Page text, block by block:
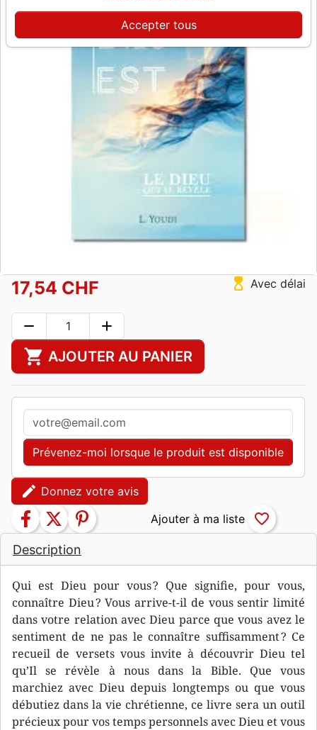
Description
Qui est Dieu pour vous ? Que signifie, pour vous,
connaître Dieu ? Vous arrive-t-il de vous sentir limité
dans votre relation avec Dieu parce que vous avez le
sentiment de ne pas le connaître suffisamment ? Ce
recueil de versets vous invite à découvrir Dieu tel
qu’Il se révèle à nous dans la Bible. Que vous
marchiez avec Dieu depuis longtemps ou que vous
débutiez dans la vie chrétienne, ce livre sera un outil
précieux pour vos temps personnels avec Dieu et vous
17,54 CHF hourglass_top Avec délai
remove add
shopping_cart AJOUTER AU PANIER
Prévenez-moi lorsque le produit est disponible
edit Donnez votre avis
facebook twitter pinterest favorite_border
Accepter tous